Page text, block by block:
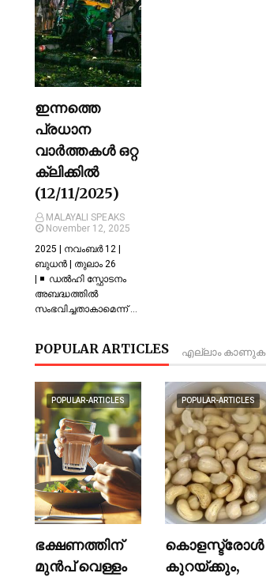
ഇന്നത്തെ
പ്രധാന
വാർത്തകൾ ഒറ്റ
ക്ലിക്കിൽ
(12/11/2025)
MALAYALI SPEAKS
November 12, 2025
2025 | നവംബർ 12 |
ബുധൻ | തുലാം 26
| ◾ ഡല്‍ഹി സ്ഫോടനം
അബദ്ധത്തില്‍
സംഭവിച്ചതാകാമെന്ന് …
POPULAR ARTICLES എല്ലാം കാണുക
POPULAR-ARTICLES
ഭക്ഷണത്തിന്
മുന്‍പ് വെള്ളം
POPULAR-ARTICLES
കൊളസ്ട്രോള്‍
കുറയ്ക്കും,